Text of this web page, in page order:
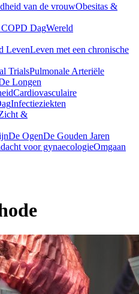
van de vrouwObesitas &
DagWereld
LevenLeven met een chronische
TrialsPulmonale Arteriële
Longen
Cardiovasculaire
Infectieziekten
&
De OgenDe Gouden Jaren
voor gynaecologieOmgaan